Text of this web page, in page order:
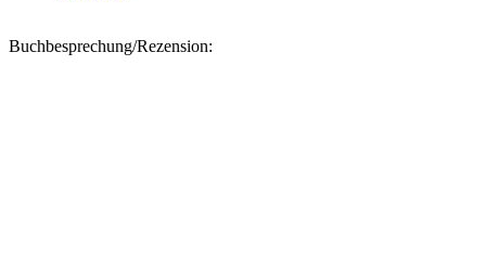
Buchbesprechung/Rezension: